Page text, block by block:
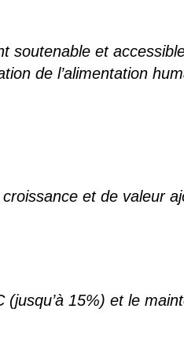
soutenable et
de l’alimentation
et de valeur
(jusqu’à 15%) et le